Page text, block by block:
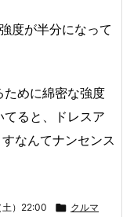
度が半分になって
めに綿密な強度
ると、ドレスア
なんてナンセンス
土）22:00  クルマ